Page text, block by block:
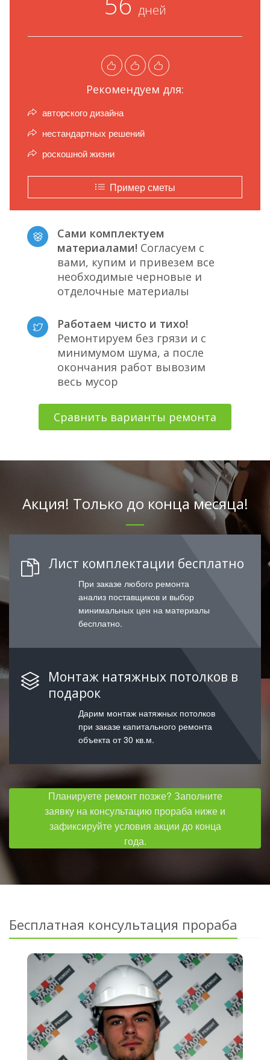
дней
Рекомендуем для:
авторского дизайна
нестандартных решений
роскошной жизни
Пример сметы
Сами комплектуем
материалами! Согласуем с
вами, купим и привезем все
необходимые черновые и
отделочные материалы
Работаем чисто и тихо!
Ремонтируем без грязи и с
минимумом шума, а после
окончания работ вывозим
весь мусор
Сравнить варианты ремонта
Акция! Только до конца месяца!
Лист комплектации бесплатно
При заказе любого ремонта
анализ поставщиков и выбор
минимальных цен на материалы
бесплатно.
Монтаж натяжных потолков в
подарок
Дарим монтаж натяжных потолков
при заказе капитального ремонта
объекта от 30 кв.м.
Планируете ремонт позже? Заполните
заявку на консультацию прораба ниже и
зафиксируйте условия акции до конца
года.
Бесплатная консультация прораба